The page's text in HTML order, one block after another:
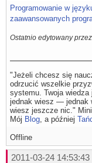
Programowanie w
zaawansowanych
Ostatnio edytowany
"Jeżeli chcesz się
odrzucić wszelkie
systemu. Twoja
jednak wiesz — jednak
wiesz jeszcze nic."
Mój Blog , a później
Offline
2011-03-24 14:53:43